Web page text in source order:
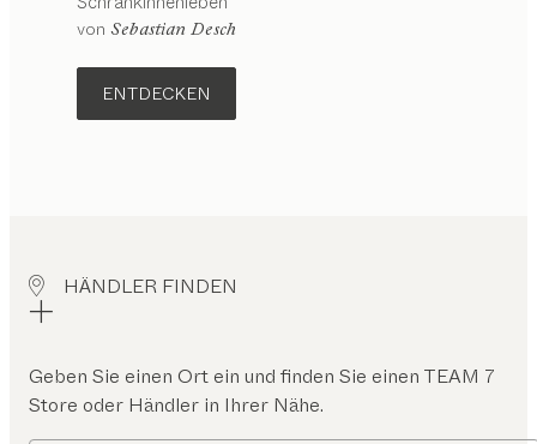
von Sebastian Desch
ENTDECKEN
HÄNDLER FINDEN
Geben Sie einen Ort ein und finden Sie einen TEAM 7
Store oder Händler in Ihrer Nähe.